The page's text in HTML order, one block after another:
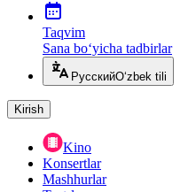
Taqvim
Sana bo‘yicha tadbirlar
РусскийO‘zbek tili
Kirish
Kino
Konsertlar
Mashhurlar